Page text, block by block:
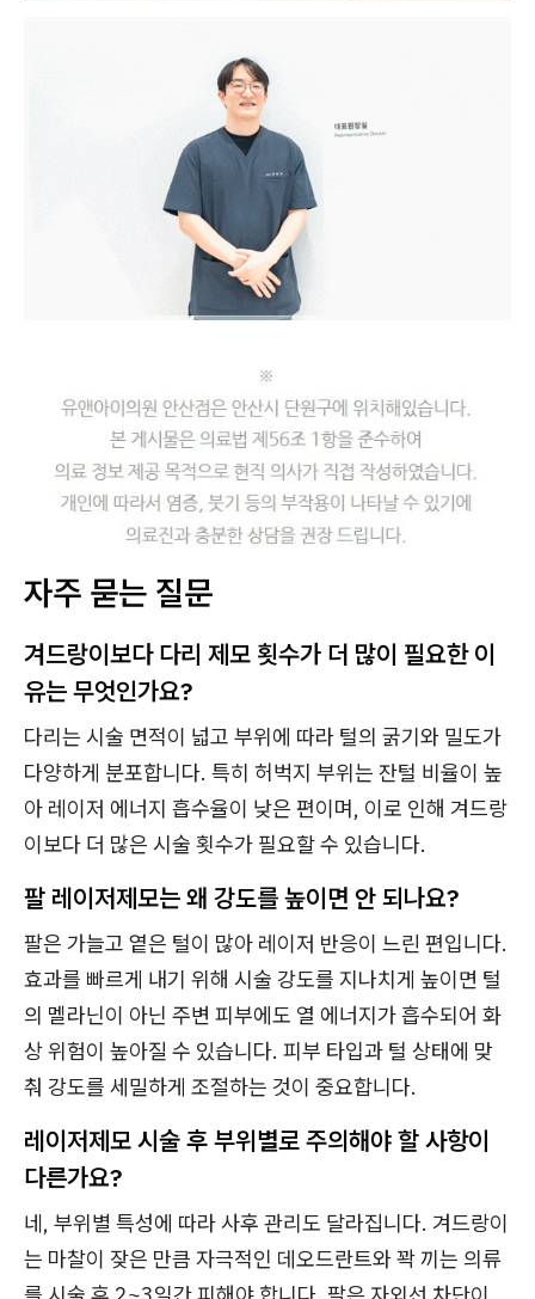
자주 묻는 질문
겨드랑이보다 다리 제모 횟수가 더 많이 필요한 이
유는 무엇인가요?
다리는 시술 면적이 넓고 부위에 따라 털의 굵기와 밀도가
다양하게 분포합니다. 특히 허벅지 부위는 잔털 비율이 높
아 레이저 에너지 흡수율이 낮은 편이며, 이로 인해 겨드랑
이보다 더 많은 시술 횟수가 필요할 수 있습니다.
팔 레이저제모는 왜 강도를 높이면 안 되나요?
팔은 가늘고 옅은 털이 많아 레이저 반응이 느린 편입니다.
효과를 빠르게 내기 위해 시술 강도를 지나치게 높이면 털
의 멜라닌이 아닌 주변 피부에도 열 에너지가 흡수되어 화
상 위험이 높아질 수 있습니다. 피부 타입과 털 상태에 맞
춰 강도를 세밀하게 조절하는 것이 중요합니다.
레이저제모 시술 후 부위별로 주의해야 할 사항이
다른가요?
네, 부위별 특성에 따라 사후 관리도 달라집니다. 겨드랑이
는 마찰이 잦은 만큼 자극적인 데오드란트와 꽉 끼는 의류